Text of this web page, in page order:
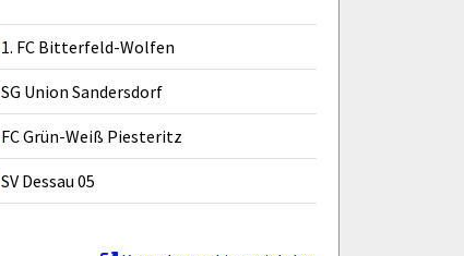
1. FC Bitterfeld-Wolfen
SG Union Sandersdorf
FC Grün-Weiß Piesteritz
SV Dessau 05